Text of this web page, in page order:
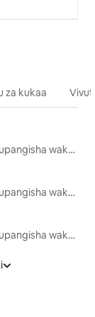
za kukaa
Nyumba za kupangisha wakati wa likizo
Nyumba za kupangisha wakati wa likizo
Nyumba za kupangisha wakati wa likizo